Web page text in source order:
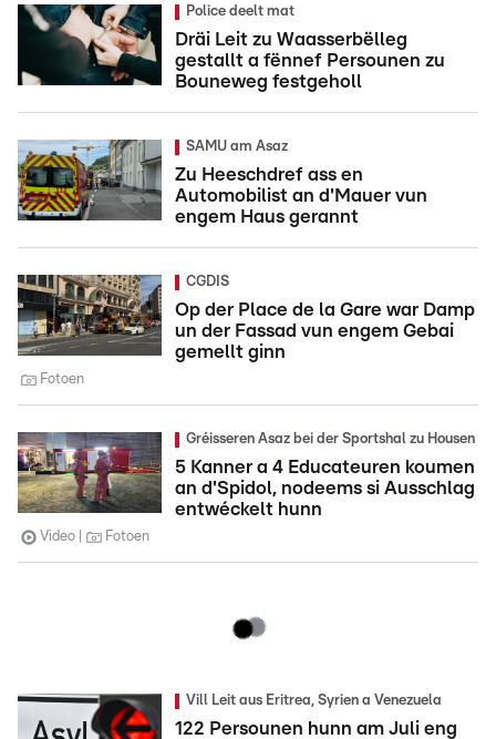
Police deelt mat
Dräi Leit zu Waasserbëlleg
gestallt a fënnef Persounen zu
Bouneweg festgeholl
SAMU am Asaz
Zu Heeschdref ass en
Automobilist an d'Mauer vun
engem Haus gerannt
CGDIS
Op der Place de la Gare war Damp
un der Fassad vun engem Gebai
gemellt ginn
Fotoen
Gréisseren Asaz bei der Sportshal zu Housen
5 Kanner a 4 Educateuren koumen
an d'Spidol, nodeems si Ausschlag
entwéckelt hunn
Video Fotoen
Vill Leit aus Eritrea, Syrien a Venezuela
122 Persounen hunn am Juli eng